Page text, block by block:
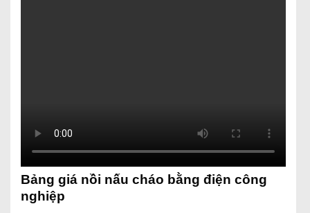
Bảng giá nồi nấu cháo bằng điện công
nghiệp